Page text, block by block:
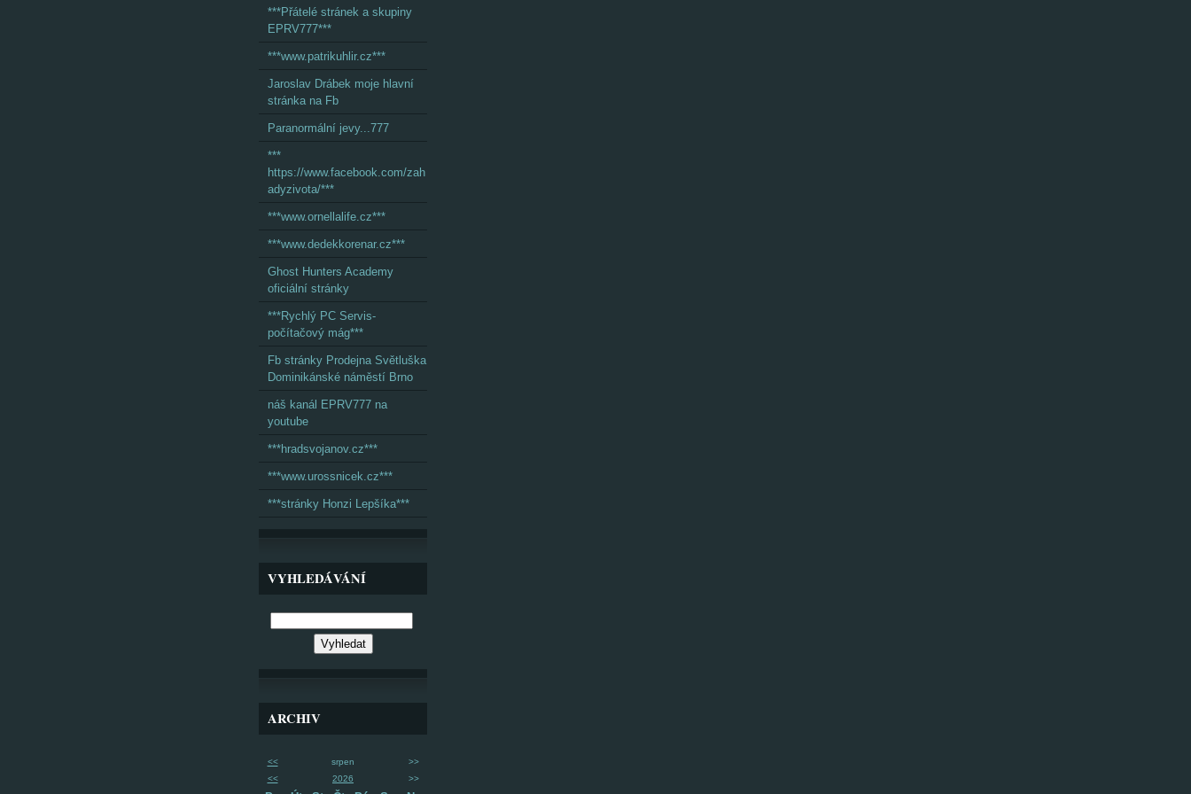
***Přátelé stránek a skupiny
EPRV777***
***www.patrikuhlir.cz***
Jaroslav Drábek moje hlavní
stránka na Fb
Paranormální jevy...777
***
https://www.facebook.com/zah
adyzivota/***
***www.ornellalife.cz***
***www.dedekkorenar.cz***
Ghost Hunters Academy
oficiální stránky
***Rychlý PC Servis-
počítačový mág***
Fb stránky Prodejna Světluška
Dominikánské náměstí Brno
náš kanál EPRV777 na
youtube
***hradsvojanov.cz***
***www.urossnicek.cz***
***stránky Honzi Lepšíka***
VYHLEDÁVÁNÍ
ARCHIV
<< srpen
>>
<<
2026 >>